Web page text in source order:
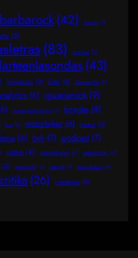
barbarock(42) barrio (1)
(3)
(83) cronica (1)
(43)
formacion (2) fortu (2) Gargantilla (1)
(6) iguanarock (9)
iguanarockronika (1) koyote (8)
live (1) motorbiker (6) motos (2)
(6) ovk (7) podcast (7)
radio (4) radiodifusion (1) radiofonico (1)
(3) semana37 (1) special (1) specialobus (1)
(26) vistalegre (2)